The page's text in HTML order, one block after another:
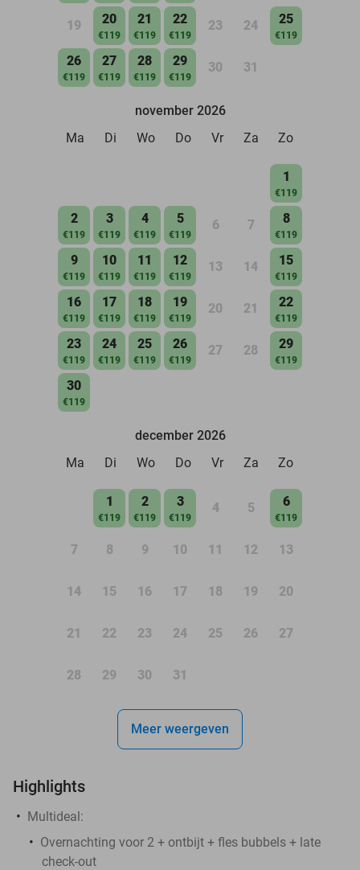
19 20
€119
21
€119
22
€119
23 24 25
€119
26
€119
27
€119
28
€119
29
€119
30 31
november 2026
Ma
Di Wo Do Vr Za Zo
1
€119
2
€119
3
€119
4
€119
5
€119
6 7 8
€119
9
€119
10
€119
11
€119
12
€119
13 14 15
€119
16
€119
17
€119
18
€119
19
€119
20 21 22
€119
23
€119
24
€119
25
€119
26
€119
27 28 29
€119
30
€119
december 2026
Ma
Di Wo Do Vr Za Zo
1
€119
2
€119
3
€119
4 5 6
€119
7 8 9 10 11 12 13
14 15 16 17 18 19 20
21 22 23 24 25 26 27
28 29 30 31
Meer weergeven
Highlights
Multideal:
Overnachting voor 2 + ontbijt + fles bubbels + late
check-out